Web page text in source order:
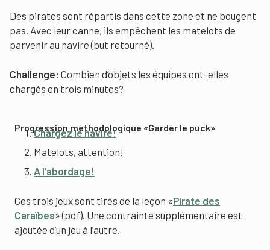
Des pirates sont répartis dans cette zone et ne bougent
pas. Avec leur canne, ils empêchent les matelots de
parvenir au navire (but retourné).
Challenge: Combien d’objets les équipes ont-elles
chargés en trois minutes?
Progression méthodologique «Garder le puck»
Chargez le navire!
Matelots, attention!
A l’abordage!
Ces trois jeux sont tirés de la leçon «Pirate des
Caraïbes» (pdf). Une contrainte supplémentaire est
ajoutée d’un jeu à l’autre.